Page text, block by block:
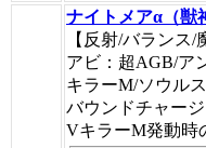
ナイトメアα（獣
【反射/バランス/
アビ：超AGB/ア
キラーM/ソウル
バウンドチャー
VキラーM発動時